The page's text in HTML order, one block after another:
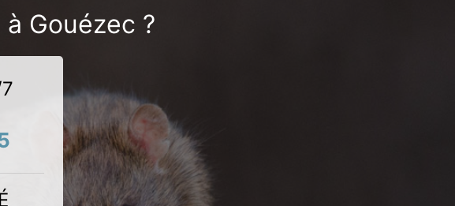
Gouézec ?